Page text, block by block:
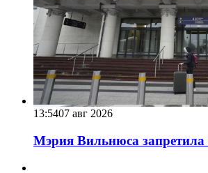
13:5407 авг 2026
Мэрия Вильнюса